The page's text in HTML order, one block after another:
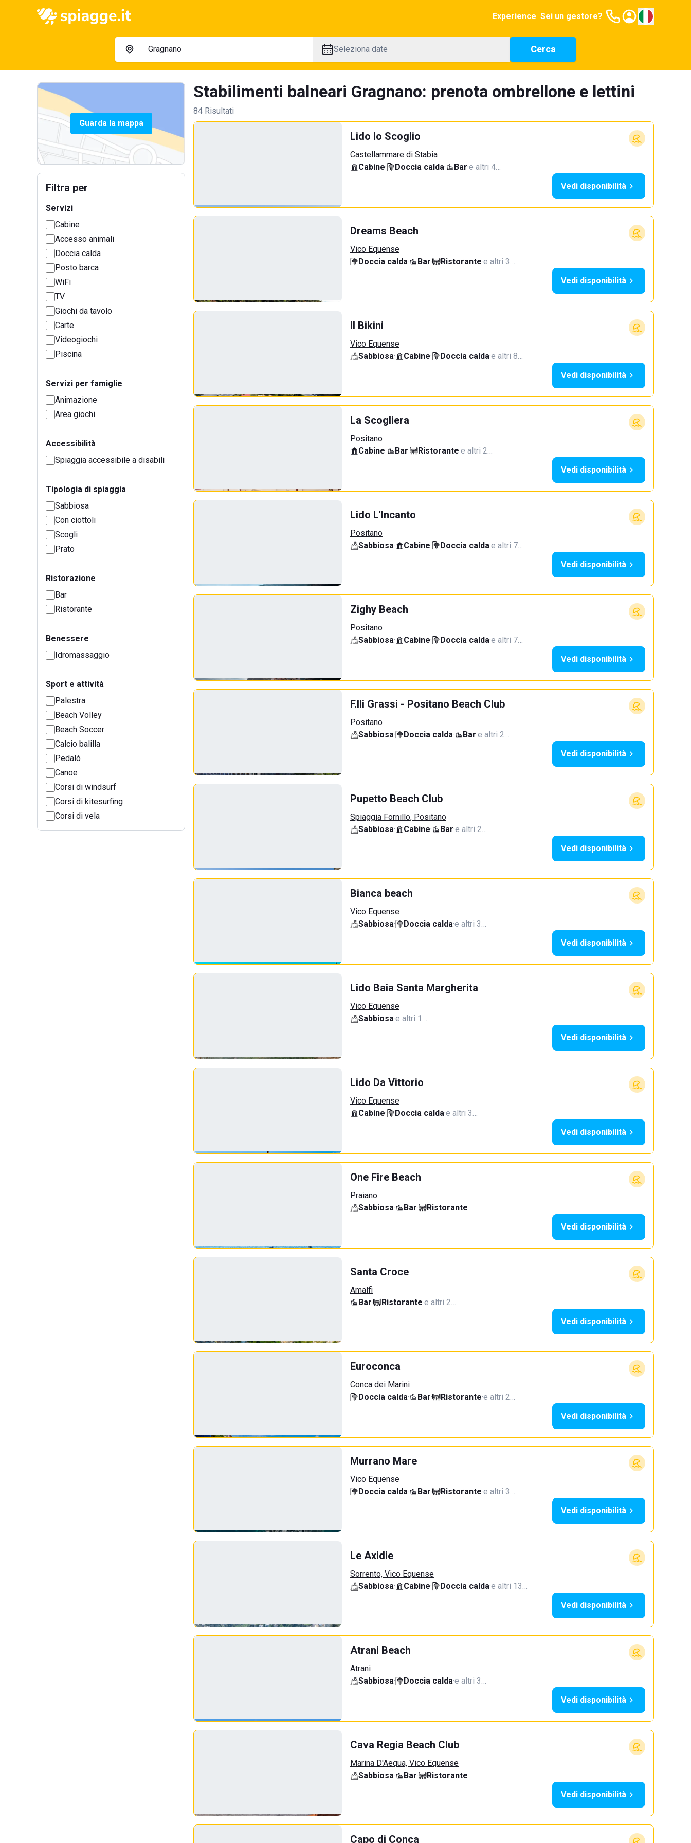
Experience Sei un gestore?
Seleziona date Cerca
Guarda la mappa
Filtra per
Servizi
Cabine
Accesso animali
Doccia calda
Posto barca
WiFi
TV
Giochi da tavolo
Carte
Videogiochi
Piscina
Servizi per famiglie
Animazione
Area giochi
Accessibilità
Spiaggia accessibile a disabili
Tipologia di spiaggia
Sabbiosa
Con ciottoli
Scogli
Prato
Ristorazione
Bar
Ristorante
Benessere
Idromassaggio
Sport e attività
Palestra
Beach Volley
Beach Soccer
Calcio balilla
Pedalò
Canoe
Corsi di windsurf
Corsi di kitesurfing
Corsi di vela
Stabilimenti balneari Gragnano: prenota ombrellone e lettini
84 Risultati
Lido lo Scoglio
Castellammare di Stabia
Cabine· Doccia calda· Bar·e altri 4…
Vedi disponibilità
Dreams Beach
Vico Equense
Doccia calda· Bar· Ristorante·e altri 3…
Vedi disponibilità
Il Bikini
Vico Equense
Sabbiosa· Cabine· Doccia calda·e altri 8…
Vedi disponibilità
La Scogliera
Positano
Cabine· Bar· Ristorante·e altri 2…
Vedi disponibilità
Lido L'Incanto
Positano
Sabbiosa· Cabine· Doccia calda·e altri 7…
Vedi disponibilità
Zighy Beach
Positano
Sabbiosa· Cabine· Doccia calda·e altri 7…
Vedi disponibilità
F.lli Grassi - Positano Beach Club
Positano
Sabbiosa· Doccia calda· Bar·e altri 2…
Vedi disponibilità
Pupetto Beach Club
Spiaggia Fornillo, Positano
Sabbiosa· Cabine· Bar·e altri 2…
Vedi disponibilità
Bianca beach
Vico Equense
Sabbiosa· Doccia calda·e altri 3…
Vedi disponibilità
Lido Baia Santa Margherita
Vico Equense
Sabbiosa·e altri 1…
Vedi disponibilità
Lido Da Vittorio
Vico Equense
Cabine· Doccia calda·e altri 3…
Vedi disponibilità
One Fire Beach
Praiano
Sabbiosa· Bar·
Ristorante
Vedi disponibilità
Santa Croce
Amalfi
Bar· Ristorante·e altri 2…
Vedi disponibilità
Euroconca
Conca dei Marini
Doccia calda· Bar· Ristorante·e altri 2…
Vedi disponibilità
Murrano Mare
Vico Equense
Doccia calda· Bar· Ristorante·e altri 3…
Vedi disponibilità
Le Axidie
Sorrento, Vico Equense
Sabbiosa· Cabine· Doccia calda·e altri 13…
Vedi disponibilità
Atrani Beach
Atrani
Sabbiosa· Doccia calda·e altri 3…
Vedi disponibilità
Cava Regia Beach Club
Marina D'Aequa, Vico Equense
Sabbiosa· Bar·
Ristorante
Vedi disponibilità
Capo di Conca